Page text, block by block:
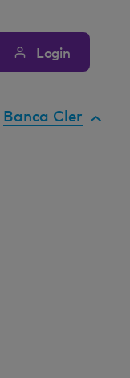
Login
Banca Cler